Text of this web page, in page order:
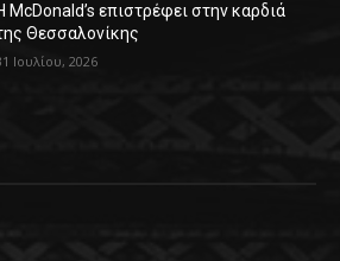
McDonald’s επιστρέφει στην καρδιά
Θεσσαλονίκης
Ιουλίου, 2026